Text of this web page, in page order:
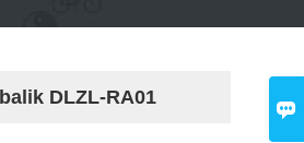

DLZL-RA01